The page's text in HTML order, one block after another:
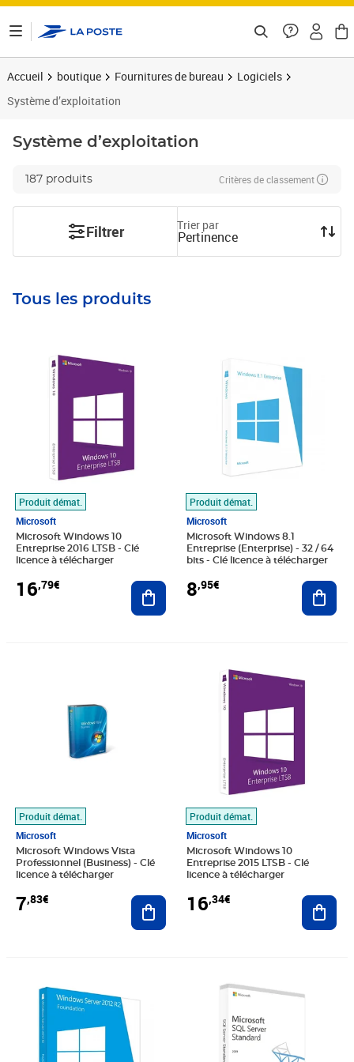
Accueil boutique Fournitures de bureau
Logiciels
Système d’exploitation
Système d’exploitation
187 produits Critères de classement
Filtrer Trier par
Pertinence
Tous les produits
Produit démat.
Microsoft
Microsoft Windows 10
Entreprise 2016 LTSB - Clé
licence à télécharger
16,79€ Ajouter au panier
Produit démat.
Microsoft
Microsoft Windows 8.1
Entreprise (Enterprise) - 32 / 64
bits - Clé licence à télécharger
8,95€
Produit démat.
Microsoft
Microsoft Windows Vista
Professionnel (Business) - Clé
licence à télécharger
7,83€ Ajouter au panier
Produit démat.
Microsoft
Microsoft Windows 10
Entreprise 2015 LTSB - Clé
licence à télécharger
16,34€